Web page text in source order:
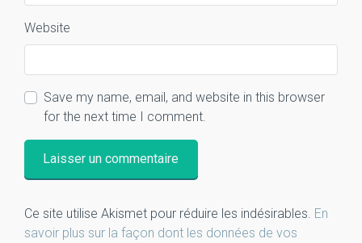
Website
Save my name, email, and website in this browser
for the next time I comment.
Ce site utilise Akismet pour réduire les indésirables. En
savoir plus sur la façon dont les données de vos